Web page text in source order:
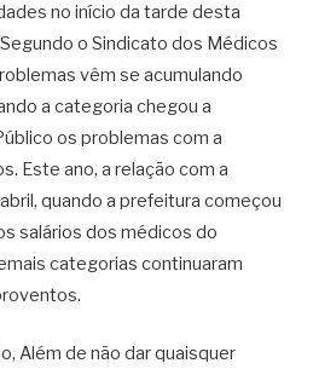
no início da tarde desta
o Sindicato dos Médicos
vêm se acumulando
a categoria chegou a
os problemas com a
Este ano, a relação com a
quando a prefeitura começou
salários dos médicos do
categorias continuaram
Além de não dar quaisquer